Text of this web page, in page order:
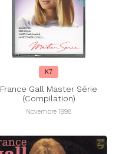
K7
France Gall Master Série
(Compilation)
Novembre 1998